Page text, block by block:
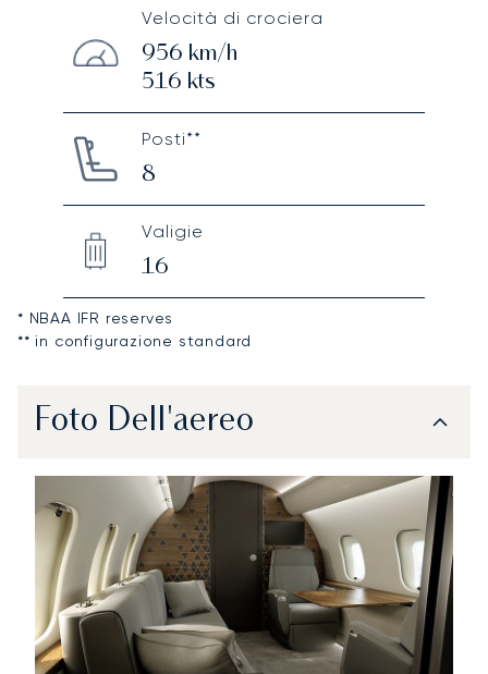
Velocità di crociera
956 km/h
516 kts
Posti**
8
Valigie
16
* NBAA IFR reserves
** in configurazione standard
Foto Dell'aereo